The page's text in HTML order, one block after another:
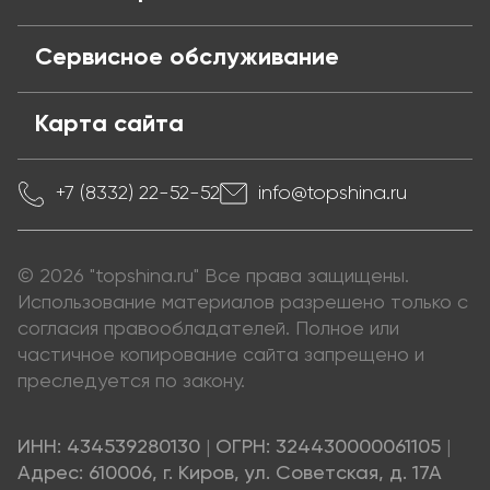
Сервисное обслуживание
Карта сайта
+7 (8332) 22-52-52 info@topshina.ru
© 2026 "topshina.ru" Все права защищены.
Использование материалов разрешено только с
согласия правообладателей. Полное или
частичное копирование сайта запрещено и
преследуется по закону.
ИНН: 434539280130 ОГРН: 324430000061105
Адрес: 610006, г. Киров, ул. Советская, д. 17А